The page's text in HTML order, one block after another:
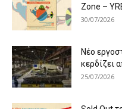
Zone –
30/07/2026
Νέο
κερδίζει
25/07/2026